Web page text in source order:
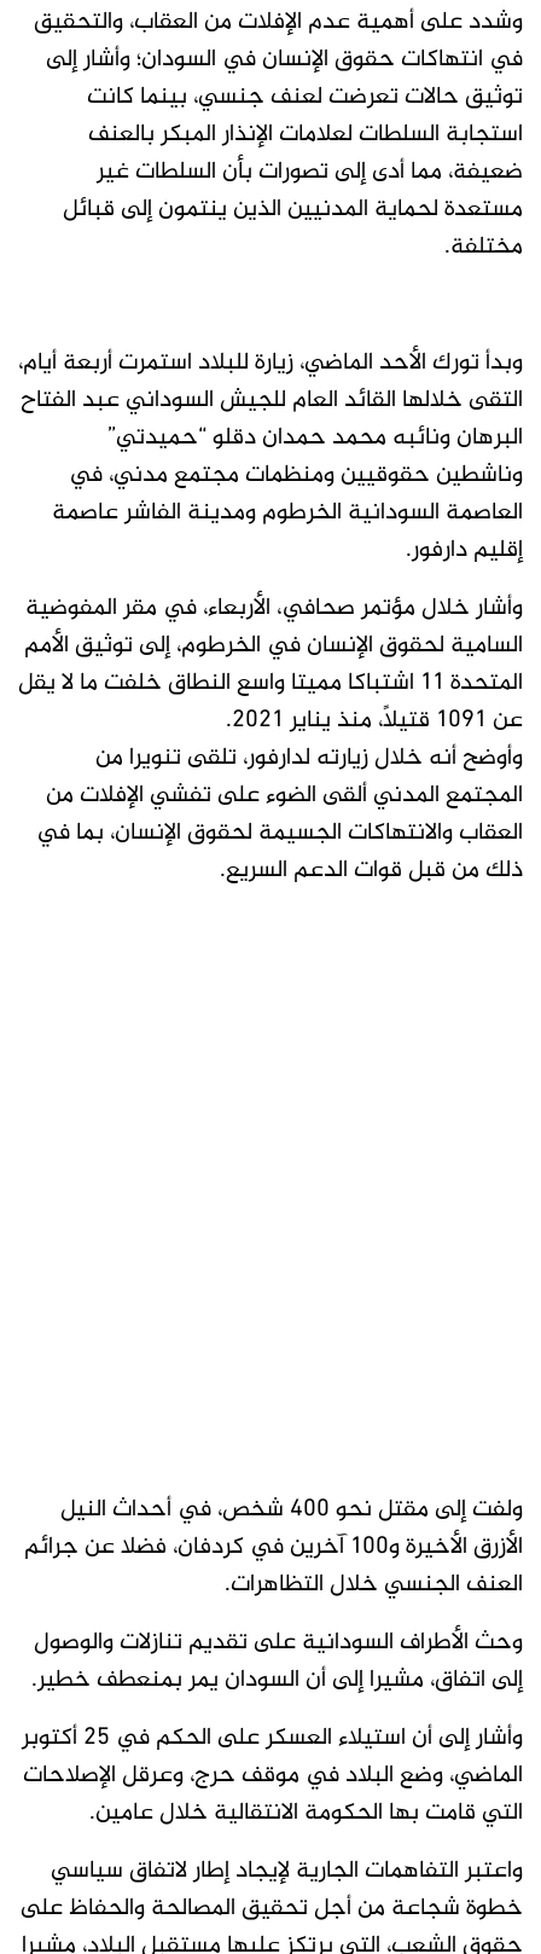
وشدد على أهمية عدم الإفلات من العقاب، والتحقيق
في انتهاكات حقوق الإنسان في السودان؛ وأشار إلى
توثيق حالات تعرضت لعنف جنسي، بينما كانت
استجابة السلطات لعلامات الإنذار المبكر بالعنف
ضعيفة، مما أدى إلى تصورات بأن السلطات غير
مستعدة لحماية المدنيين الذين ينتمون إلى قبائل
مختلفة.
وبدأ تورك الأحد الماضي، زيارة للبلاد استمرت أربعة أيام،
التقى خلالها القائد العام للجيش السوداني عبد الفتاح
البرهان ونائبه محمد حمدان دقلو “حميدتي”
وناشطين حقوقيين ومنظمات مجتمع مدني، في
العاصمة السودانية الخرطوم ومدينة الفاشر عاصمة
إقليم دارفور.
وأشار خلال مؤتمر صحافي، الأربعاء، في مقر المفوضية
السامية لحقوق الإنسان في الخرطوم، إلى توثيق الأمم
المتحدة 11 اشتباكا مميتا واسع النطاق خلفت ما لا يقل
عن 1091 قتيلاً، منذ يناير 2021.
وأوضح أنه خلال زيارته لدارفور، تلقى تنويرا من
المجتمع المدني ألقى الضوء على تفشي الإفلات من
العقاب والانتهاكات الجسيمة لحقوق الإنسان، بما في
ذلك من قبل قوات الدعم السريع.
ولفت إلى مقتل نحو 400 شخص، في أحداث النيل
الأزرق الأخيرة و100 آخرين في كردفان، فضلا عن جرائم
العنف الجنسي خلال التظاهرات.
وحث الأطراف السودانية على تقديم تنازلات والوصول
إلى اتفاق، مشيرا إلى أن السودان يمر بمنعطف خطير.
وأشار إلى أن استيلاء العسكر على الحكم في 25 أكتوبر
الماضي، وضع البلاد في موقف حرج، وعرقل الإصلاحات
التي قامت بها الحكومة الانتقالية خلال عامين.
واعتبر التفاهمات الجارية لإيجاد إطار لاتفاق سياسي
خطوة شجاعة من أجل تحقيق المصالحة والحفاظ على